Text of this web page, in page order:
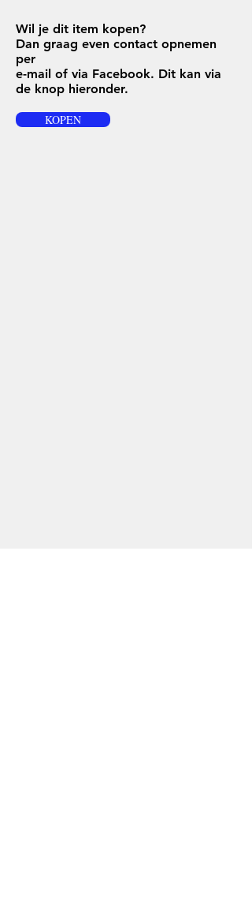
Wil je dit item kopen?
Dan graag even contact opnemen
per
e-mail of via Facebook. Dit kan via
de knop hieronder.
KOPEN